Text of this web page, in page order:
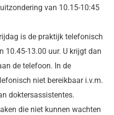
van 10.15-10:45
is de praktijk telefonisch
10.45-13.00 uur. U krijgt dan
de telefoon. In de
niet bereikbaar i.v.m.
doktersassistentes.
die niet kunnen wachten